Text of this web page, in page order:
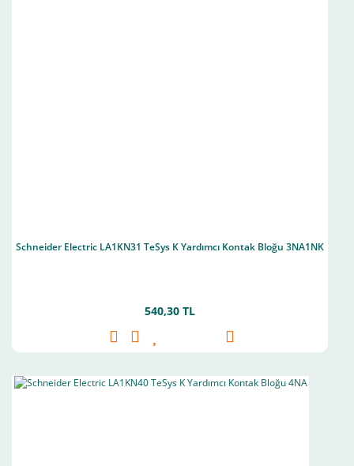
Schneider Electric LA1KN31 TeSys K Yardımcı Kontak Bloğu 3NA1NK
540,30 TL